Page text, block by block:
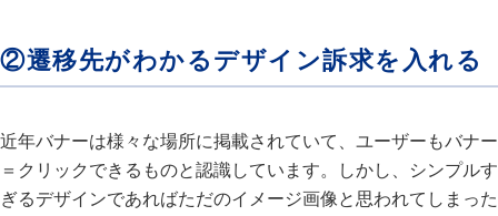
②遷移先がわかるデザイン訴求を入れる
近年バナーは様々な場所に掲載されていて、ユーザーもバナー
＝クリックできるものと認識しています。しかし、シンプルす
ぎるデザインであればただのイメージ画像と思われてしまった